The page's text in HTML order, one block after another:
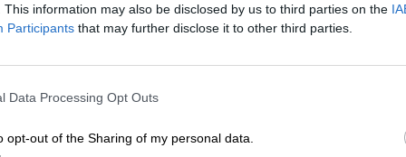
This information may also be disclosed by us to third parties on the
Participants that may further disclose it to other third parties.
Data Processing Opt Outs
opt-out of the Sharing of my personal data.
de la Encuesta de Población Activa.
y elapoyo público a los ERTEs
en términos de desempleo. La tasa de paro
puntos en el trimestre y de 2,34 puntos en
de parados sube en 355.000 personas,
en 508.500.